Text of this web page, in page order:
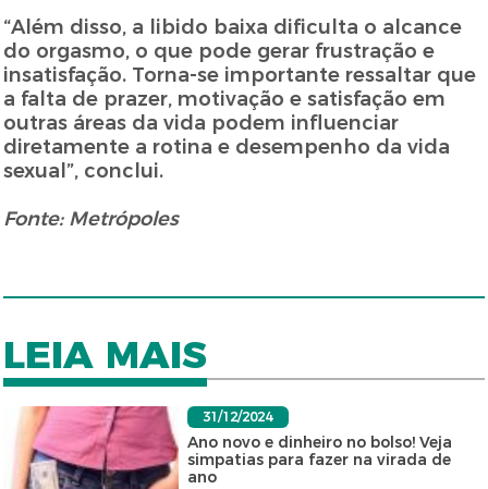
“Além disso, a libido baixa dificulta o alcance
do orgasmo, o que pode gerar frustração e
insatisfação. Torna-se importante ressaltar que
a falta de prazer, motivação e satisfação em
outras áreas da vida podem influenciar
diretamente a rotina e desempenho da vida
sexual”, conclui.
Fonte: Metrópoles
LEIA MAIS
31/12/2024
Ano novo e dinheiro no bolso! Veja
simpatias para fazer na virada de
ano